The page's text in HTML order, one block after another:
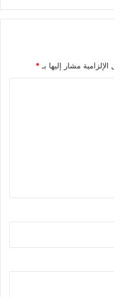
الإلزامية مشار إليها بـ *